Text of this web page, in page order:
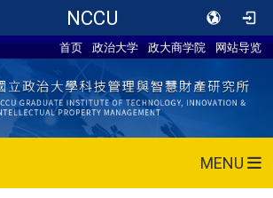
NCCU
首页 政治大学 政大商学院 网站导览
MENU